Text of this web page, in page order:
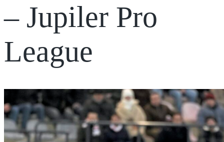
– Jupiler Pro
League